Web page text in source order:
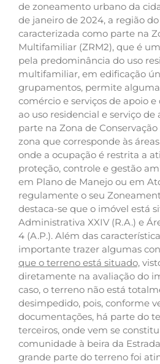
de zoneamento urbano da
de janeiro de 2024, a região
caracterizada como parte na
Multifamiliar (ZRM2), que é
pela predominância do uso
multifamiliar, em edificação
grupamentos, permite
comércio e serviços de apoio
ao uso residencial e serviço de
parte na Zona de Conservação
zona que corresponde às
onde a ocupação é restrita a
proteção, controle e gestão
em Plano de Manejo ou em
regulamente o seu
destaca-se que o imóvel está
Administrativa XXIV (R.A.) e
4 (A.P.). Além das
importante trazer algumas
que o terreno está situado,
diretamente na avaliação do
caso, o terreno não está
desimpedido, pois, conforme
documentações, há parte do
terceiros, onde vem se
comunidade à beira da
grande parte do terreno foi